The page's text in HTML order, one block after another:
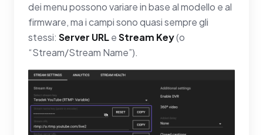
dei menu possono variare in base al modello e al
firmware, ma i campi sono quasi sempre gli
stessi: Server URLeStream Key(o
“Stream/Stream Name”).